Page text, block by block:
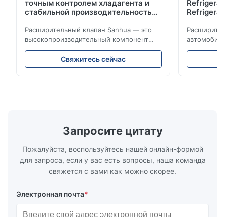
точным контролем хладагента и
стабильной производительностью
установок транспортных средств
Расширительный клапан Sanhua — это
высокопроизводительный компонент
управления холодильным
оборудованием, предназначенный для
холодильных установок грузовых
охлаждение, энергоэффективность и
надежную работу.
Свяжитесь сейчас
точно
Запросите цитату
Пожалуйста, воспользуйтесь нашей онлайн-формой
для запроса, если у вас есть вопросы, наша команда
свяжется с вами как можно скорее.
Электронная почта*